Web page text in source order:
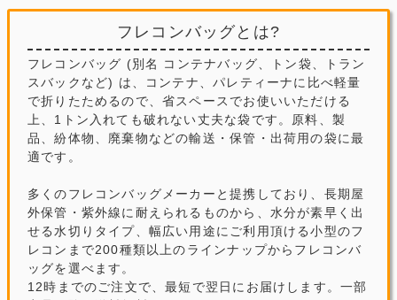
フレコンバッグとは?
フレコンバッグ (別名 コンテナバッグ、トン袋、トラン
スバックなど) は、コンテナ、パレティーナに比べ軽量
で折りたためるので、省スペースでお使いいただける
上、1トン入れても破れない丈夫な袋です。原料、製
品、紛体物、廃棄物などの輸送・保管・出荷用の袋に最
適です。
多くのフレコンバッグメーカーと提携しており、長期屋
外保管・紫外線に耐えられるものから、水分が素早く出
せる水切りタイプ、幅広い用途にご利用頂ける小型のフ
レコンまで200種類以上のラインナップからフレコンバ
ッグを選べます。
12時までのご注文で、最短で翌日にお届けします。一部